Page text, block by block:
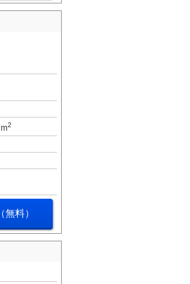
2
料）